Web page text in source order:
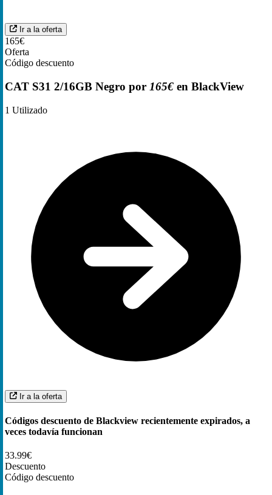
Ir a la oferta
165€
Oferta
Código descuento
CAT S31 2/16GB Negro por 165€ en BlackView
1 Utilizado
Ir a la oferta
Códigos descuento de Blackview recientemente expirados, a
veces todavía funcionan
33.99€
Descuento
Código descuento